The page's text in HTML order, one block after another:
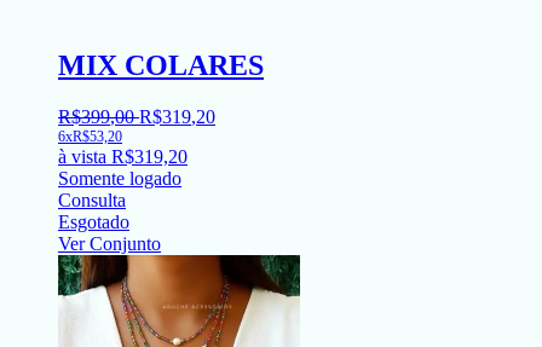
MIX COLARES
R$399,00 R$319,20
6xR$53,20
à vista R$319,20
Somente logado
Consulta
Esgotado
Ver Conjunto